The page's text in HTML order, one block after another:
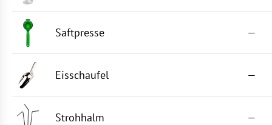
Saftpresse —
Eisschaufel —
Strohhalm —